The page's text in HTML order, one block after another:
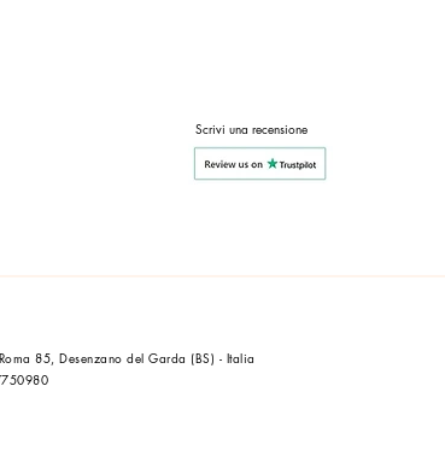
Scrivi una recensione
85, Desenzano del Garda (BS) - Italia